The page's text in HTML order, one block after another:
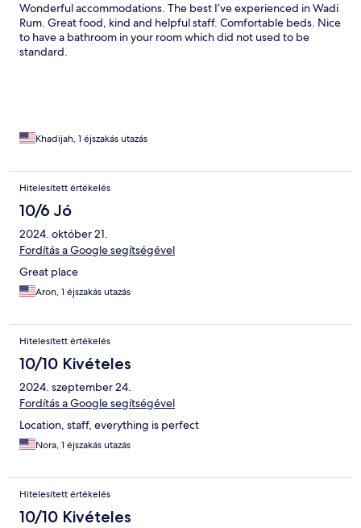
Wonderful accommodations. The best I’ve experienced in Wadi
Rum. Great food, kind and helpful staff. Comfortable beds. Nice
to have a bathroom in your room which did not used to be
standard.
Khadijah, 1 éjszakás utazás
Hitelesített értékelés
10/6 Jó
2024. október 21.
Fordítás a Google segítségével
Great place
Aron, 1 éjszakás utazás
Hitelesített értékelés
10/10 Kivételes
2024. szeptember 24.
Fordítás a Google segítségével
Location, staff, everything is perfect
Nora, 1 éjszakás utazás
Hitelesített értékelés
10/10 Kivételes